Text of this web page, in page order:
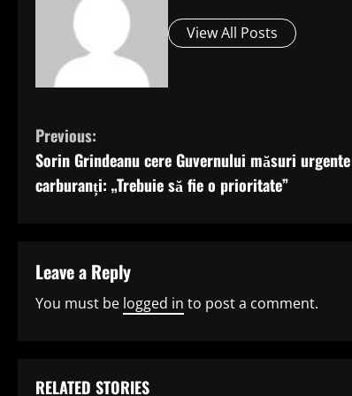
View All Posts
C
o
i
Previous:
Sorin Grindeanu cere Guvernului măsuri
carburanți: „Trebuie să fie o prioritate”
Leave a Reply
You must be logged in to post a comment.
RELATED STORIES